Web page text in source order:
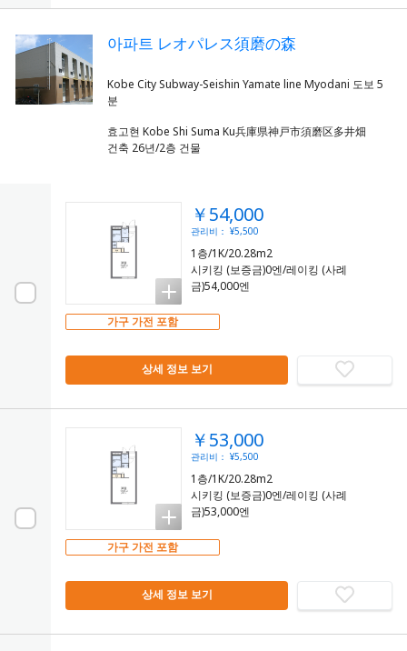
아파트 レオパレス須磨の森
Kobe City Subway-Seishin Yamate line Myodani 도보 5
효고현 Kobe Shi Suma Ku兵庫県神戸市須磨区多井畑
건축 26년/2층 건물
￥54,000
관리비： ¥5,500
1층/1K/20.28m2
시키킹 (보증금)0엔/레이킹 (사례
금)54,000엔
가구 가전 포함
상세 정보 보기
￥53,000
관리비： ¥5,500
1층/1K/20.28m2
시키킹 (보증금)0엔/레이킹 (사례
금)53,000엔
가구 가전 포함
상세 정보 보기